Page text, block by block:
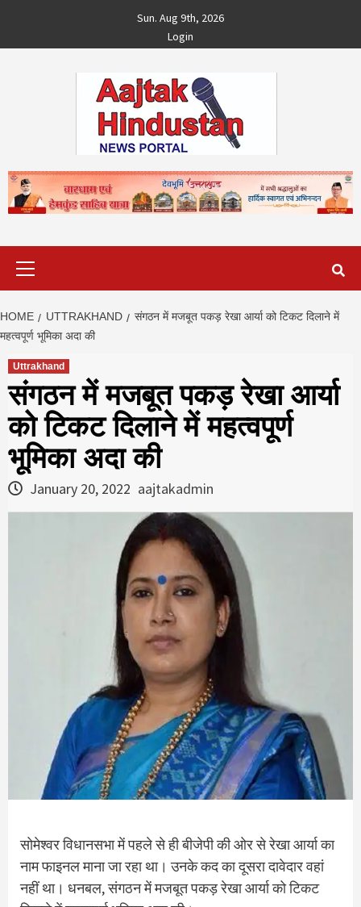
content
Sun. Aug 9th, 2026
Login
HOME UTTRAKHAND
संगठन में मजबूत पकड़ रेखा आर्या को टिकट दिलाने में
महत्वपूर्ण भूमिका अदा की
Uttrakhand
संगठन में मजबूत पकड़ रेखा आर्या
को टिकट दिलाने में महत्वपूर्ण
भूमिका अदा की
January 20, 2022 aajtakadmin
सोमेश्वर विधानसभा में पहले से ही बीजेपी की ओर से रेखा आर्या का
नाम फाइनल माना जा रहा था। उनके कद का दूसरा दावेदार वहां
नहीं था। धनबल, संगठन में मजबूत पकड़ रेखा आर्या को टिकट